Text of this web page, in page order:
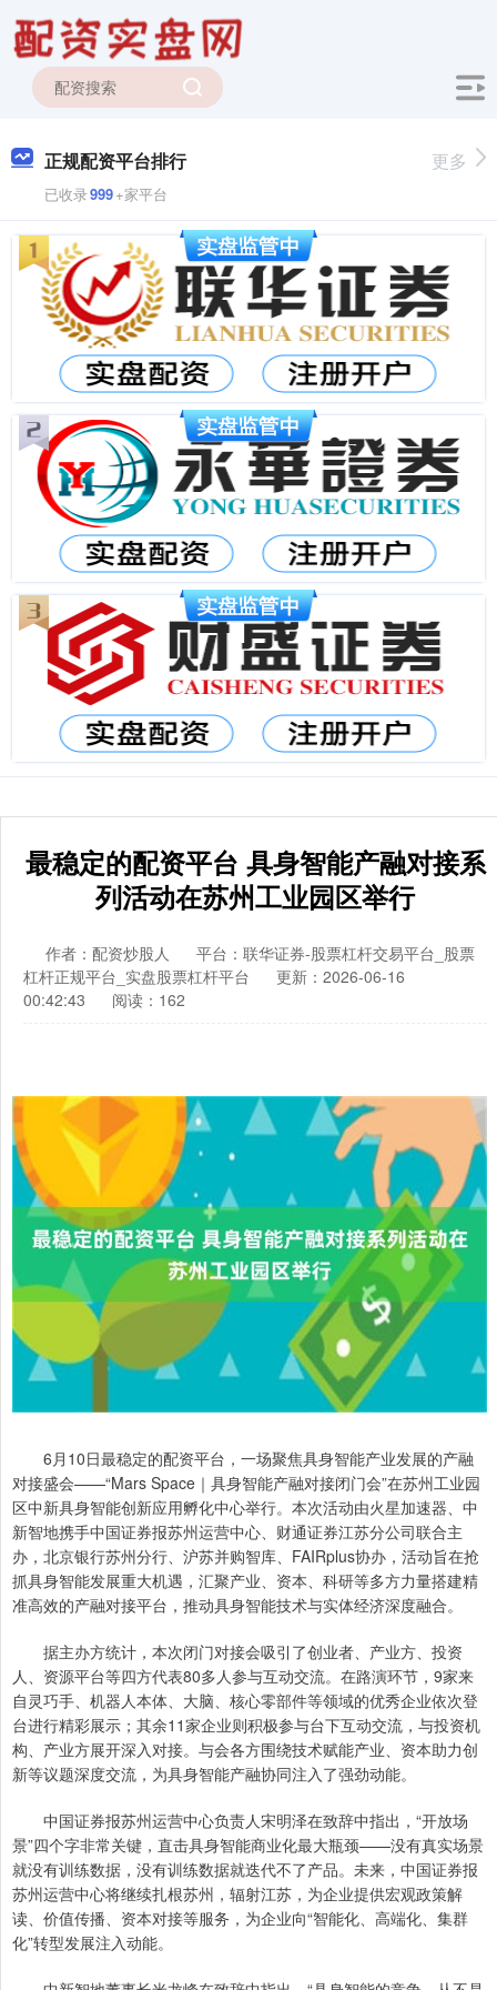
正规配资平台排行
已收录999+家平台
更多
最稳定的配资平台 具身智能产融对接系
列活动在苏州工业园区举行
作者：配资炒股人
平台：联华证券-股票杠杆交易平台_股票
杠杆正规平台_实盘股票杠杆平台
更新：2026-06-16
00:42:43
阅读：162
6月10日最稳定的配资平台，一场聚焦具身智能产业发展的产融
对接盛会——“Mars Space｜具身智能产融对接闭门会”在苏州工业园
区中新具身智能创新应用孵化中心举行。本次活动由火星加速器、中
新智地携手中国证券报苏州运营中心、财通证券江苏分公司联合主
办，北京银行苏州分行、沪苏并购智库、FAIRplus协办，活动旨在抢
抓具身智能发展重大机遇，汇聚产业、资本、科研等多方力量搭建精
准高效的产融对接平台，推动具身智能技术与实体经济深度融合。
据主办方统计，本次闭门对接会吸引了创业者、产业方、投资
人、资源平台等四方代表80多人参与互动交流。在路演环节，9家来
自灵巧手、机器人本体、大脑、核心零部件等领域的优秀企业依次登
台进行精彩展示；其余11家企业则积极参与台下互动交流，与投资机
构、产业方展开深入对接。与会各方围绕技术赋能产业、资本助力创
新等议题深度交流，为具身智能产融协同注入了强劲动能。
中国证券报苏州运营中心负责人宋明泽在致辞中指出，“开放场
景”四个字非常关键，直击具身智能商业化最大瓶颈——没有真实场景
就没有训练数据，没有训练数据就迭代不了产品。未来，中国证券报
苏州运营中心将继续扎根苏州，辐射江苏，为企业提供宏观政策解
读、价值传播、资本对接等服务，为企业向“智能化、高端化、集群
化”转型发展注入动能。